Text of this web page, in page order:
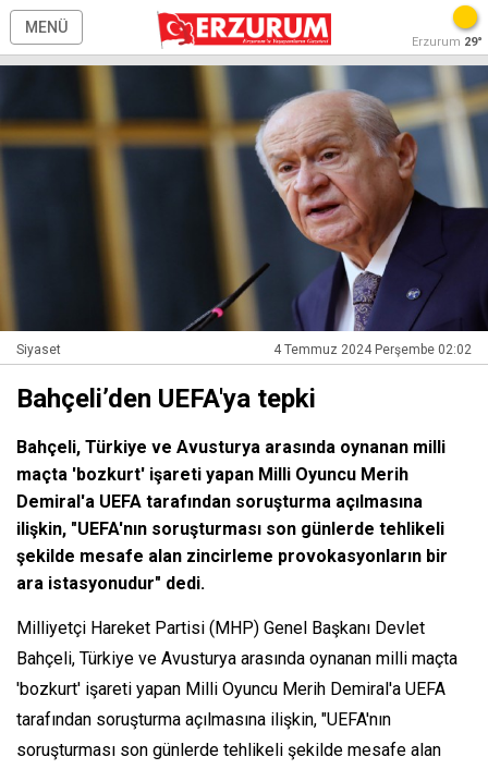
MENÜ
Erzurum 29°
Siyaset 4 Temmuz 2024 Perşembe 02:02
Bahçeli’den UEFA'ya tepki
Bahçeli, Türkiye ve Avusturya arasında oynanan milli
maçta 'bozkurt' işareti yapan Milli Oyuncu Merih
Demiral'a UEFA tarafından soruşturma açılmasına
ilişkin, "UEFA'nın soruşturması son günlerde tehlikeli
şekilde mesafe alan zincirleme provokasyonların bir
ara istasyonudur" dedi.
Milliyetçi Hareket Partisi (MHP) Genel Başkanı Devlet
Bahçeli, Türkiye ve Avusturya arasında oynanan milli maçta
'bozkurt' işareti yapan Milli Oyuncu Merih Demiral'a UEFA
tarafından soruşturma açılmasına ilişkin, "UEFA'nın
soruşturması son günlerde tehlikeli şekilde mesafe alan